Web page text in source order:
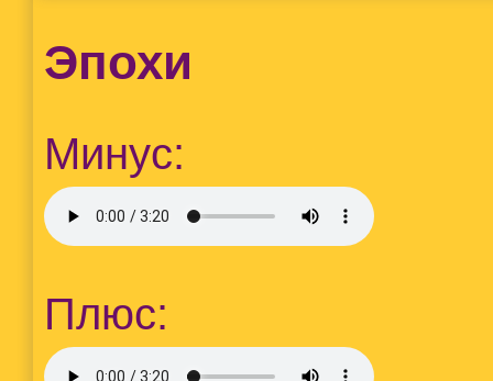
Эпохи
Минус:
Плюс: